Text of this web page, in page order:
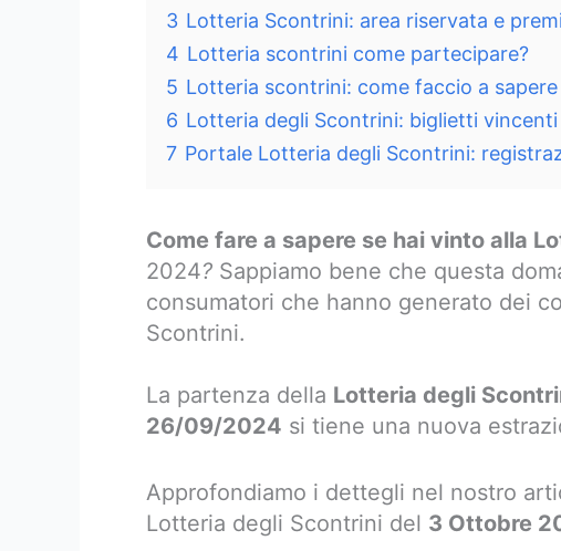
3 Lotteria Scontrini: area riservata e premi
4 Lotteria scontrini come partecipare?
5 Lotteria scontrini: come faccio a
6 Lotteria degli Scontrini: biglietti
7 Portale Lotteria degli Scontrini:
Come fare a sapere se hai vinto alla
2024? Sappiamo bene che questa
consumatori che hanno generato dei
Scontrini.
La partenza della Lotteria degli
26/09/2024 si tiene una nuova
Approfondiamo i dettegli nel nostro
Lotteria degli Scontrini del 3 Ottobre